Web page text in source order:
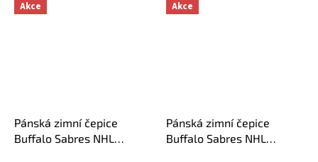
Akce
Pánská zimní čepice
Buffalo Sabres NHL
Akce
Pánská zimní čepice
Buffalo Sabres NHL